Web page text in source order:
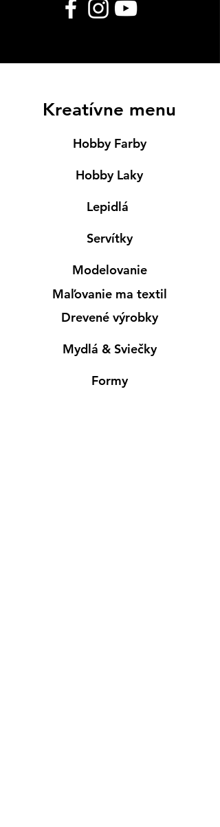
Kreatívne menu
Hobby Farby
Hobby Laky
Lepidlá
Servítky
Modelovanie
Maľovanie ma textil
Drevené výrobky
Mydlá & Sviečky
Formy